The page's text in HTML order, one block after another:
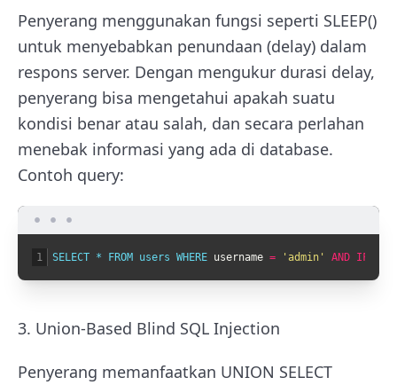
Penyerang menggunakan fungsi seperti SLEEP()
untuk menyebabkan penundaan (delay) dalam
respons server. Dengan mengukur durasi delay,
penyerang bisa mengetahui apakah suatu
kondisi benar atau salah, dan secara perlahan
menebak informasi yang ada di database.
Contoh query:
1 SELECT * FROM users WHERE username = 'admin' AND IF
3. Union-Based Blind SQL Injection
Penyerang memanfaatkan UNION SELECT